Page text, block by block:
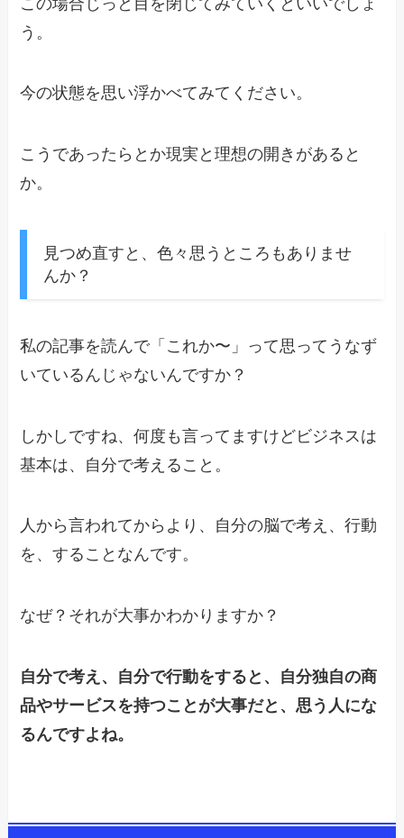
う。
今の状態を思い浮かべてみてください。
こうであったらとか現実と理想の開きがあると
か。
見つめ直すと、色々思うところもありませ
んか？
私の記事を読んで「これか〜」って思ってうなず
いているんじゃないんですか？
しかしですね、何度も言ってますけどビジネスは
基本は、自分で考えること。
人から言われてからより、自分の脳で考え、行動
を、することなんです。
なぜ？それが大事かわかりますか？
自分で考え、自分で行動をすると、自分独自の商
品やサービスを持つことが大事だと、思う人にな
るんですよね。